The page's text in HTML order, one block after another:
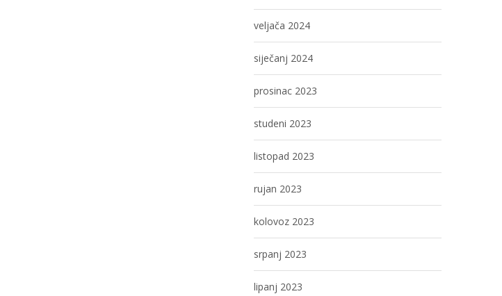
veljača 2024
siječanj 2024
prosinac 2023
studeni 2023
listopad 2023
rujan 2023
kolovoz 2023
srpanj 2023
lipanj 2023